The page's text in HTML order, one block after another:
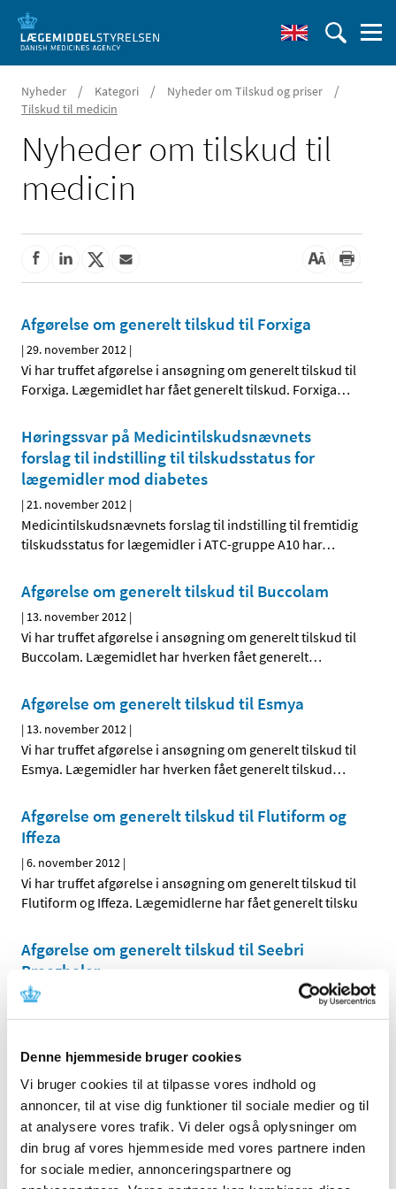
Denne hjemmeside bruger cookies
Vi bruger cookies til at tilpasse vores indhold og
annoncer, til at vise dig funktioner til sociale medier og til
at analysere vores trafik. Vi deler også oplysninger om
din brug af vores hjemmeside med vores partnere inden
for sociale medier, annonceringspartnere og
Nyheder / Kategori / Nyheder om Tilskud og priser /
Tilskud til medicin
Nyheder om tilskud til
medicin
Afgørelse om generelt tilskud til Forxiga
|29. november 2012 |
Vi har truffet afgørelse i ansøgning om generelt tilskud til
Forxiga. Lægemidlet har fået generelt tilskud. Forxiga…
Høringssvar på Medicintilskudsnævnets
forslag til indstilling til tilskudsstatus for
lægemidler mod diabetes
|21. november 2012 |
Medicintilskudsnævnets forslag til indstilling til fremtidig
tilskudsstatus for lægemidler i ATC-gruppe A10 har…
Afgørelse om generelt tilskud til Buccolam
| 13. november 2012 |
Vi har truffet afgørelse i ansøgning om generelt tilskud til
Buccolam. Lægemidlet har hverken fået generelt…
Afgørelse om generelt tilskud til Esmya
| 13. november 2012 |
Vi har truffet afgørelse i ansøgning om generelt tilskud til
Esmya. Lægemidler har hverken fået generelt tilskud…
Afgørelse om generelt tilskud til Flutiform og
Iffeza
|6. november 2012 |
Vi har truffet afgørelse i ansøgning om generelt tilskud til
Flutiform og Iffeza. Lægemidlerne har fået generelt tilsku
Afgørelse om generelt tilskud til Seebri
Breezhaler
|2. november 2012
Vi har truffet afgørelse i ansøgning om generelt tilskud til
TID
2026 (22)
2025 (13)